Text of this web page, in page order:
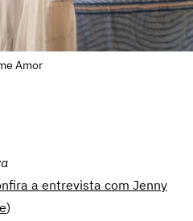
Amor
a entrevista com Jenny
)